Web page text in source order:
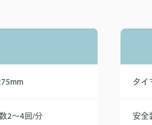
2～4回/分
タイ
安全